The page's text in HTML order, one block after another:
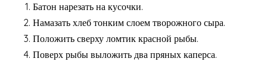
Батон нарезать на кусочки.
Намазать хлеб тонким слоем творожного сыра.
Положить сверху ломтик красной рыбы.
Поверх рыбы выложить два пряных каперса.